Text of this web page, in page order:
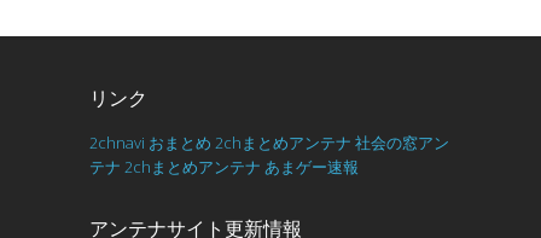
リンク
2chnavi おまとめ 2chまとめアンテナ 社会の窓アン
テナ 2chまとめアンテナ あまゲー速報
アンテナサイト更新情報